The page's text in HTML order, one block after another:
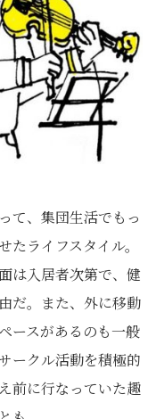
て、集団生活でもっ
ライフスタイル。
は入居者次第で、健
だ。また、外に移動
ースがあるのも一般
ークル活動を積極的
前に行なっていた趣